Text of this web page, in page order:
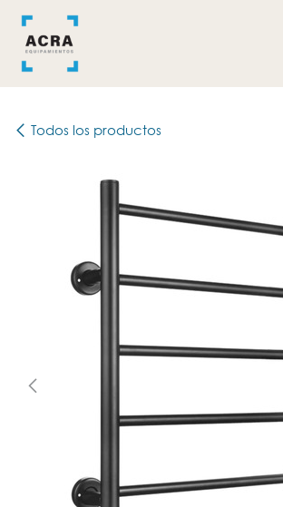
Todos los productos